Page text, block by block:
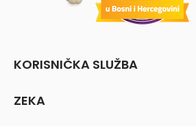
KORISNIČKA SLUŽBA
ZEKA